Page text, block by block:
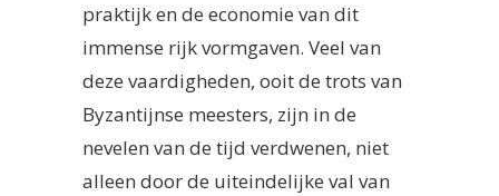
praktijk en de economie van dit
immense rijk vormgaven. Veel van
deze vaardigheden, ooit de trots van
Byzantijnse meesters, zijn in de
nevelen van de tijd verdwenen, niet
alleen door de uiteindelijke val van